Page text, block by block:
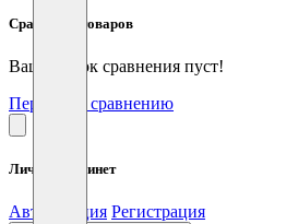
Сравнение товаров
Ваш список сравнения пуст!
Перейти к сравнению
Личный кабинет
Авторизация Регистрация